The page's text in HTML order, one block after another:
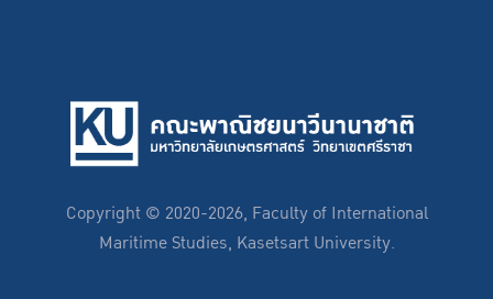
Copyright © 2020-2026, Faculty of International
Maritime Studies, Kasetsart University.